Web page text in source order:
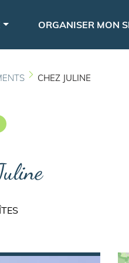
ORGANISER MON
CHEZ JULINE